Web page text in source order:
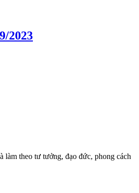
2023
làm theo tư tưởng, đạo đức, phong cách